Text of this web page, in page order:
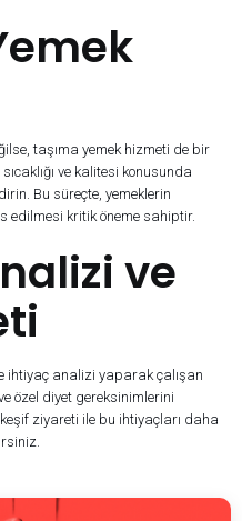
taşıma yemek hizmeti de bir
ve kalitesi konusunda
Bu süreçte, yemeklerin
edilmesi kritik öneme sahiptir.
ve
ihtiyaç analizi yaparak çalışan
ve özel diyet gereksinimlerini
ziyareti ile bu ihtiyaçları daha